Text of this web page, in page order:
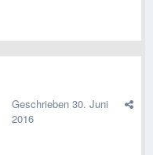
Geschrieben 30. Juni
2016